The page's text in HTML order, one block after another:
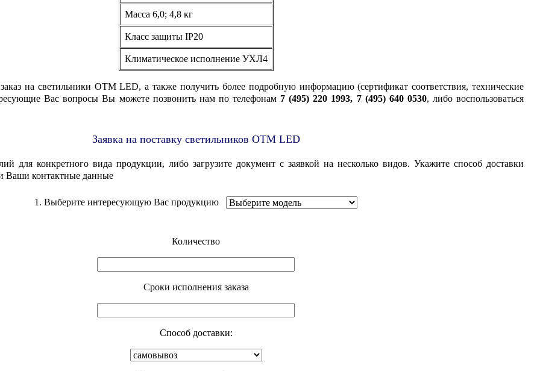
Масса 6,0; 4,8 кг
Класс защиты IP20
Климатическое исполнение УХЛ4
на светильники OTM LED, а также получить более подробную информацию (сертификат соответствия, технические
Вас вопросы Вы можете позвонить нам по телефонам 7 (495) 220 1993, 7 (495) 640 0530, либо воспользоваться
Заявка на поставку светильников OTM LED
для конкретного вида продукции, либо загрузите документ с заявкой на несколько видов. Укажите способ доставки
Ваши контактные данные
1. Выберите интересующую Вас продукцию
Количество
Cроки исполнения заказа
Способ доставки: